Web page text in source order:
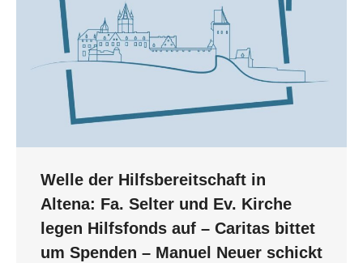
Welle der Hilfsbereitschaft in
Altena: Fa. Selter und Ev. Kirche
legen Hilfsfonds auf – Caritas bittet
um Spenden – Manuel Neuer schickt